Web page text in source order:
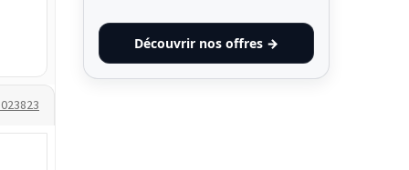
Découvrir nos offres →